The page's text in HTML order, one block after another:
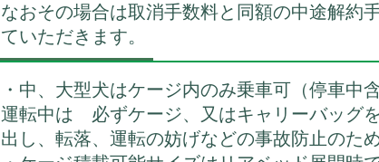
なおその場合は取消手数料と同額の中途解約
ていただきます。
・中、大型犬はケージ内のみ乗車可（停車中
運転中は 必ずケージ、又はキャリーバッグ
出し、転落、運転の妨げなどの事故防止のため